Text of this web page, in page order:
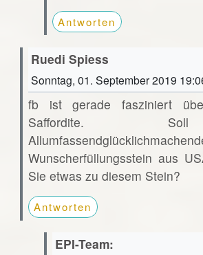
Antworten
Ruedi Spiess
Sonntag, 01. September 2019
fb ist gerade fasziniert
Saffordite.
Wunscherfüllungsstein aus
Sie etwas zu diesem Stein?
Antworten
EPI-Team: